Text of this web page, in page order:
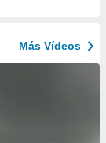
Más Vídeos